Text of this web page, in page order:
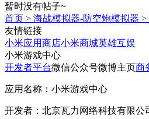
暂时没有帖子~
首页 > 海战模拟器-防空炮模拟器 >
友情链接
小米应用商店小米商城英雄互娱
小米游戏中心
开发者平台微信公众号微博主页商
应用名称：小米游戏中心
开发者：北京瓦力网络科技有限公